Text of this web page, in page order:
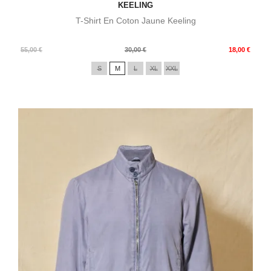
KEELING
T-Shirt En Coton Jaune Keeling
55,00 €
Prix
30,00 € 18,00 €
Prix
S M L XL XXL